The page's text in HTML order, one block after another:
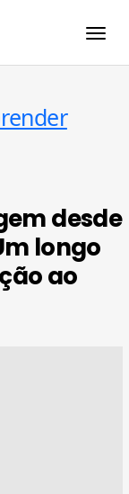
desde
longo
ao